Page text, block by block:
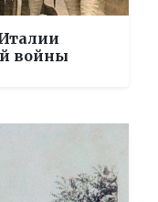
войны